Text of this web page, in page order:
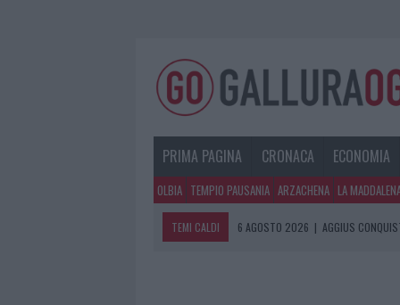
PRIMA PAGINA CRONACA ECONOMIA
OLBIA TEMPIO PAUSANIA ARZACHENA LA
TEMI CALDI 6 AGOSTO 2026 | NUOVI POSTI